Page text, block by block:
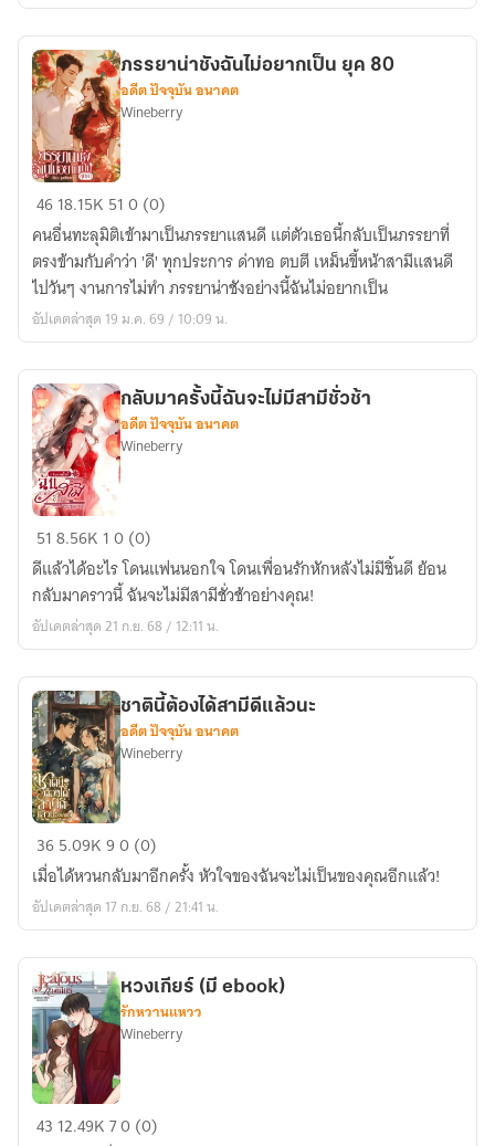
ภรรยา
น่าชัง
ฉัน
ไม่
อยาก
เป็น
80
ภรรยาน่าชังฉันไม่อยากเป็น ยุค 80
อดีต ปัจจุบัน อนาคต
Wineberry
4618.15K 510 (0)
คนอื่นทะลุมิติเข้ามาเป็นภรรยาแสนดี แต่ตัวเธอนี้กลับเป็นภรรยาที่
ตรงข้ามกับคำว่า 'ดี' ทุกประการ ด่าทอ ตบตี เหม็นขี้หน้าสามีแสนดี
ไปวันๆ งานการไม่ทำ ภรรยาน่าชังอย่างนี้ฉันไม่อยากเป็น
อัปเดตล่าสุด 19 ม.ค. 69 / 10:09 น.
กลับ
มา
ครั้ง
นี้
ฉัน
ไม่มี
สามี
ชั่ว
ช้า
กลับมาครั้งนี้ฉันจะไม่มีสามีชั่วช้า
อดีต ปัจจุบัน อนาคต
Wineberry
518.56K 10 (0)
ดีแล้วได้อะไร โดนแฟนนอกใจ โดนเพื่อนรักหักหลังไม่มีชิ้นดี ย้อน
กลับมาคราวนี้ ฉันจะไม่มีสามีชั่วช้าอย่างคุณ!
อัปเดตล่าสุด 21 ก.ย. 68 / 12:11 น.
ชาติ
นี้
ต้อง
ได้
ดีแล้ว
นะ
ชาตินี้ต้องได้สามีดีแล้วนะ
อดีต ปัจจุบัน อนาคต
Wineberry
365.09K90 (0)
เมื่อได้หวนกลับมาอีกครั้ง หัวใจของฉันจะไม่เป็นของคุณอีกแล้ว!
อัปเดตล่าสุด 17 ก.ย. 68 / 21:41 น.
หวง
หวงเกียร์ (มี ebook)
รักหวานแหวว
Wineberry
43 12.49K70 (0)